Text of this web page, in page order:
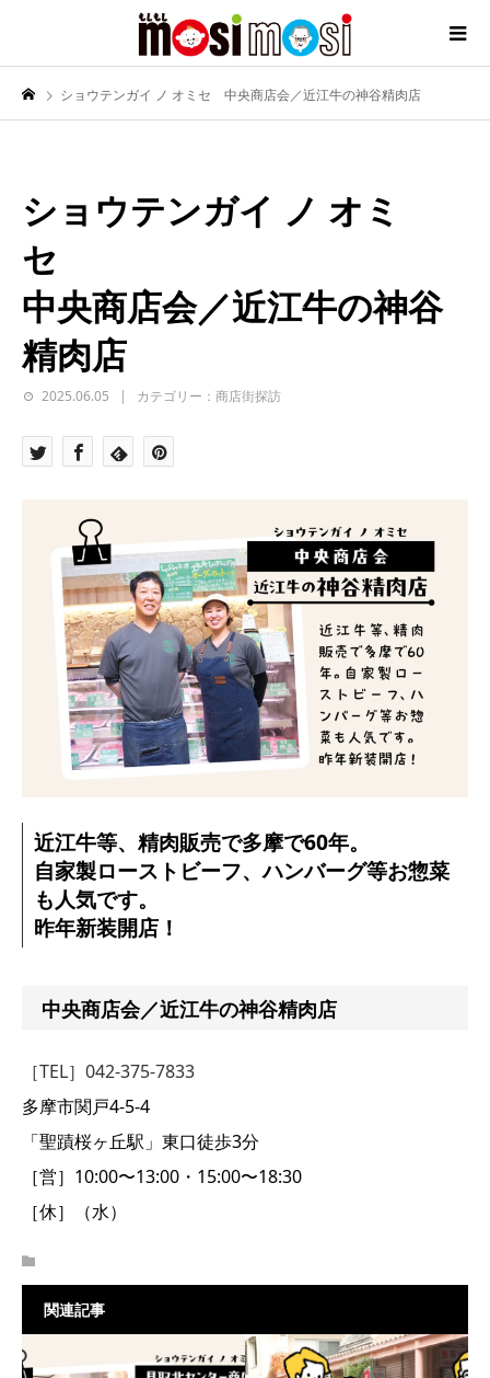
ショウテンガイ ノ オミセ 中央商店会／近江牛の神谷精肉店
ショウテンガイ ノ オミ
セ
中央商店会／近江牛の神谷
精肉店
2025.06.05 カテゴリー：商店街探訪
近江牛等、精肉販売で多摩で60年。
自家製ローストビーフ、ハンバーグ等お惣菜
も人気です。
昨年新装開店！
中央商店会／近江牛の神谷精肉店
［TEL］042-375-7833
多摩市関戸4-5-4
「聖蹟桜ヶ丘駅」東口徒歩3分
［営］10:00〜13:00・15:00〜18:30
［休］（水）
関連記事